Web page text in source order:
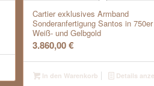
Cartier exklusives Armband
Sonderanfertigung Santos in 750er
Weiß- und Gelbgold
3.860,00€
In den Warenkorb Details